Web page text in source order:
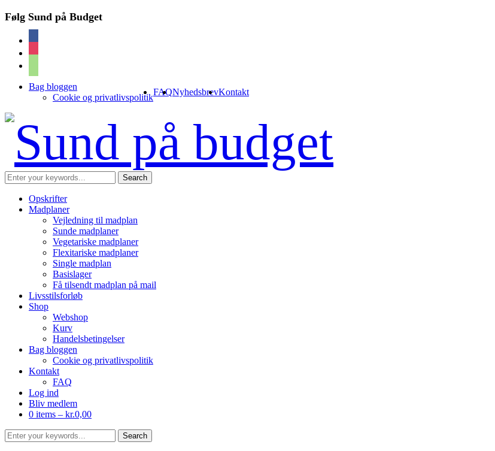
Følg Sund på Budget
Bag bloggen
Cookie og privatlivspolitik
FAQNyhedsbrevKontakt
Opskrifter
Madplaner
Vejledning til madplan
Sunde madplaner
Vegetariske madplaner
Flexitariske madplaner
Single madplan
Basislager
Få tilsendt madplan på mail
Livsstilsforløb
Shop
Webshop
Kurv
Handelsbetingelser
Bag bloggen
Cookie og privatlivspolitik
Kontakt
FAQ
Log ind
Bliv medlem
0 items – kr.0,00